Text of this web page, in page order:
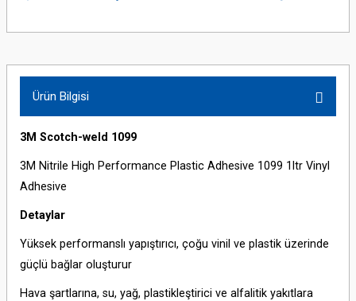
Ürün Bilgisi
3M Scotch-weld 1099
3M Nitrile High Performance Plastic Adhesive 1099 1ltr Vinyl
Adhesive
Detaylar
Yüksek performanslı yapıştırıcı, çoğu vinil ve plastik üzerinde
güçlü bağlar oluşturur
Hava şartlarına, su, yağ, plastikleştirici ve alfalitik yakıtlara